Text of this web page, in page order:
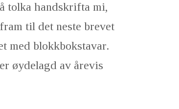
tolka handskrifta mi,
til det neste brevet
med blokkbokstavar.
øydelagd av årevis